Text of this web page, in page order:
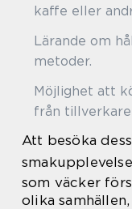
kaffe eller
Lärande om
metoder.
Möjlighet att
från
Att besöka
som väcker
olika